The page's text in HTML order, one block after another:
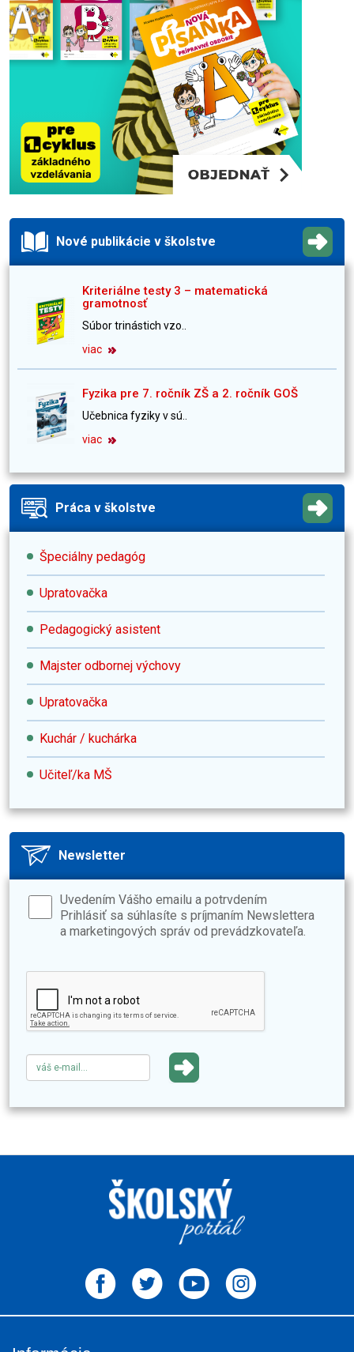
Nové publikácie v školstve
Kriteriálne testy 3 – matematická
gramotnosť
Súbor trinástich vzo..
viac
Fyzika pre 7. ročník ZŠ a 2. ročník GOŠ
Učebnica fyziky v sú..
viac
Práca v školstve
Špeciálny pedagóg
Upratovačka
Pedagogický asistent
Majster odbornej výchovy
Upratovačka
Kuchár / kuchárka
Učiteľ/ka MŠ
Newsletter
Uvedením Vášho emailu a potrvdením
Prihlásiť sa súhlasíte s príjmaním Newslettera
a marketingových správ od prevádzkovateľa.